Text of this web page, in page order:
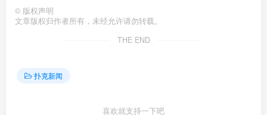
© 版权声明
文章版权归作者所有，未经允许请勿转载。
THE END
扑克新闻
喜欢就支持一下吧